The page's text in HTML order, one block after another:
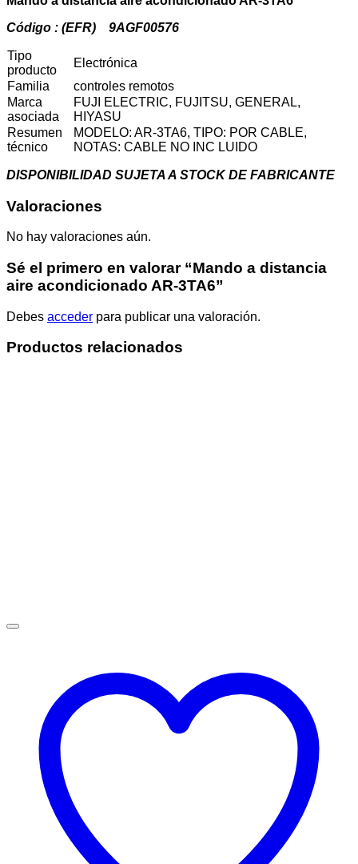
Código : (EFR) 9AGF00576
Tipo
producto
Electrónica
Familia
controles remotos
Marca
asociada
FUJI ELECTRIC, FUJITSU, GENERAL,
HIYASU
Resumen
técnico
MODELO: AR-3TA6, TIPO: POR CABLE,
NOTAS: CABLE NO INC LUIDO
DISPONIBILIDAD SUJETA A STOCK DE FABRICANTE
Valoraciones
No hay valoraciones aún.
Sé el primero en valorar “Mando a distancia
aire acondicionado AR-3TA6”
Debes acceder para publicar una valoración.
Productos relacionados